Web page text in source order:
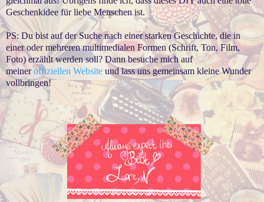
Geschenkidee für liebe Menschen ist.
PS: Du bist auf der Suche nach einer starken Geschichte, die in
einer oder mehreren multimedialen Formen (Schrift, Ton, Film,
Foto) erzählt werden soll? Dann besuche mich auf
meineroffiziellen Website und lass uns gemeinsam kleine Wunder
vollbringen!